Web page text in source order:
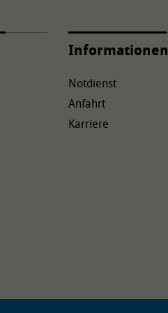
Informationen
Notdienst
Anfahrt
Karriere